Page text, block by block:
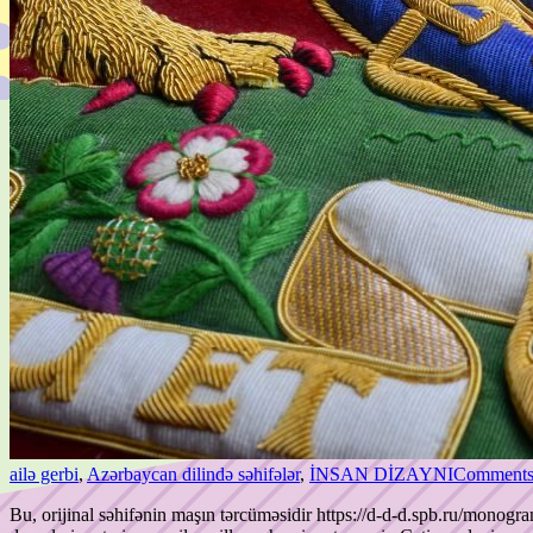
ailə gerbi,Azərbaycan dilində səhifələr, İNSAN DİZAYNI
Bu, orijinal səhifənin maşın tərcüməsidir https://d-d-d.spb.ru/